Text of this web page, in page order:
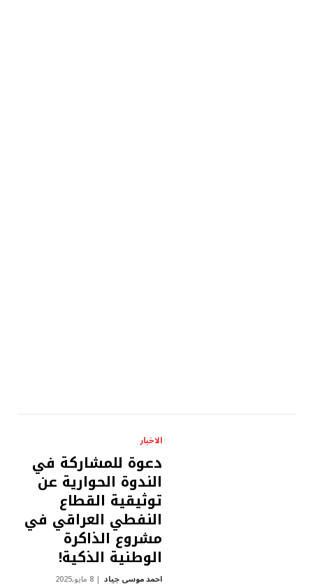
الاخبار
دعوة للمشاركة في
الندوة الحوارية عن
توثيقية القطاع
النفطي العراقي في
مشروع الذاكرة
الوطنية الذكية!
احمد موسى جياد 8 مايو,2025